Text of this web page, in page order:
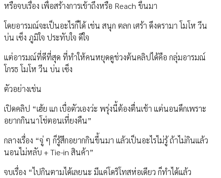
หรือจบเรื่อง เพื่อสร้างการเข้าถึงหรือ Reach ขึ้นมา
โดยอารมณ์จะเป็นอะไรก็ได้ เช่น สนุก ตลก เศร้า ดึงดรามา โมโห วีน
บ่น เซ็ง ภูมิใจ ประทับใจ ดีใจ
แต่อารมณ์ที่ดีที่สุด ที่ทำให้คนหยุดดูช่วงต้นคลิปได้คือ กลุ่มอารมณ์
โกรธ โมโห วีน บ่น เซ็ง
ตัวอย่างเช่น
เปิดคลิป “เฮ้ย แก เบื่อตัวเองว่ะ พรุ่งนี้ต้องตื่นเช้า แต่นอนดึกเพราะ
อยากกินนาโช่ตอนเที่ยงคืน”
กลางเรื่อง “จู่ ๆ ก็รู้สึกอยากกินขึ้นมา แล้วเป็นอะไรไม่รู้ ถ้าไม่กินแล้ว
นอนไม่หลับ + Tie-in สินค้า”
จบเรื่อง “ไปกินตามได้เลยนะ มีแค่โดริโทสห่อเดียว ก็ทำได้แล้ว